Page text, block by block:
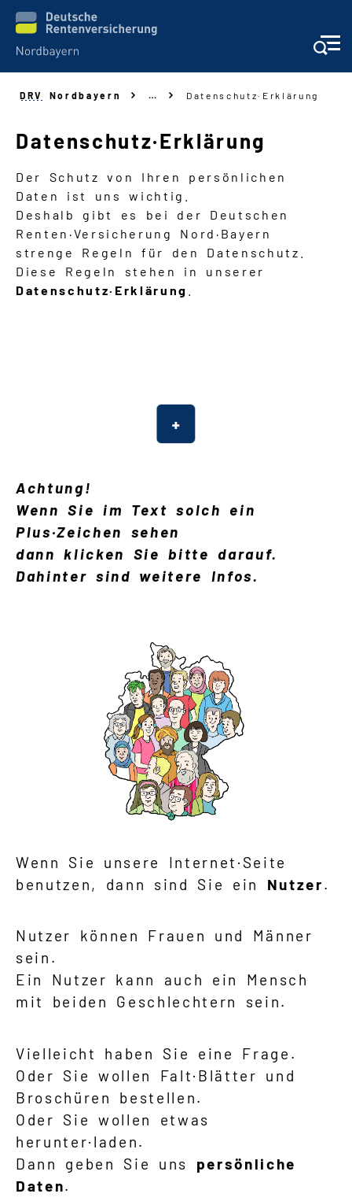
Aufgaben
Auskunft + Beratung
Prävention + Rehabilitation
Wer leitet die DRV Nordbayern
Navigation
DRV Nordbayern … Datenschutz· Erklärung
Datenschutz·Erklärung
Der Schutz von Ihren persönlichen
Daten ist uns wichtig.
Deshalb gibt es bei der Deutschen
Renten·Versicherung Nord·Bayern
strenge Regeln für den Datenschutz.
Diese Regeln stehen in unserer
Datenschutz·Erklärung
Achtung!
Wenn Sie im Text solch ein
Plus·Zeichen sehen
dann klicken Sie bitte darauf.
Dahinter sind weitere Infos.
Wenn Sie unsere Internet·Seite
benutzen, dann sind Sie ein Nutzer.
Nutzer können Frauen und Männer
sein.
Ein Nutzer kann auch ein Mensch
mit beiden Geschlechtern sein.
Vielleicht haben Sie eine Frage.
Oder Sie wollen Falt·Blätter und
Broschüren bestellen.
Oder Sie wollen etwas
herunter·laden.
Dann geben Sie uns persönliche
Daten.